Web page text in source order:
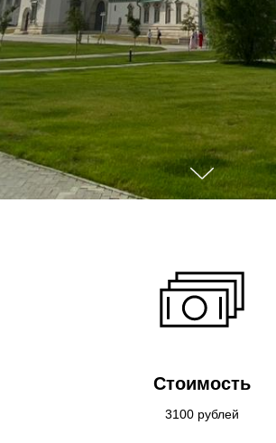
Стоимость
3100 рублей